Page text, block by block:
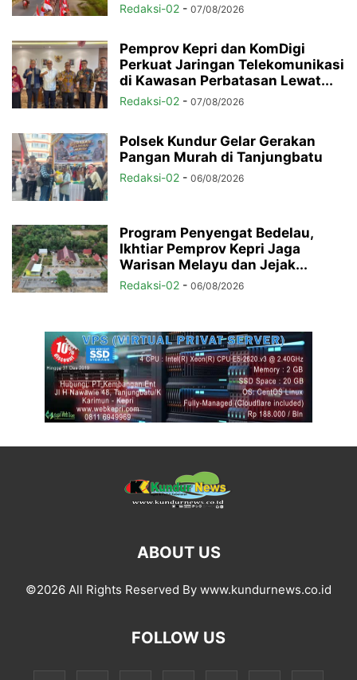
Redaksi-02 - 07/08/2026
Pemprov Kepri dan KomDigi
Perkuat Jaringan Telekomunikasi
di Kawasan Perbatasan Lewat...
Redaksi-02 - 07/08/2026
Polsek Kundur Gelar Gerakan
Pangan Murah di Tanjungbatu
Redaksi-02 - 06/08/2026
Program Penyengat Bedelau,
Ikhtiar Pemprov Kepri Jaga
Warisan Melayu dan Jejak...
Redaksi-02 - 06/08/2026
ABOUT US
©2026 All Rights Reserved By www.kundurnews.co.id
FOLLOW US